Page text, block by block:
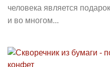
человека является
и во многом...